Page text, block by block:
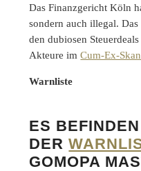
Das Finanzgericht Köln
sondern auch illegal.
den dubiosen
Akteure imCum-Ex-
Warnliste
ES
DER
GOMOPA